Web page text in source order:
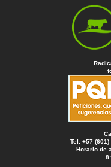
Tel. +57
Horario de